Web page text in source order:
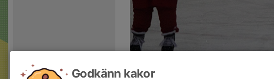
Kommentarer
Godkänn kakor